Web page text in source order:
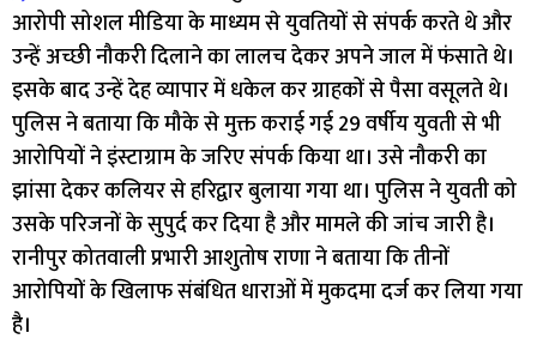
आरोपी सोशल मीडिया के माध्यम से युवतियों से संपर्क करते थे और
उन्हें अच्छी नौकरी दिलाने का लालच देकर अपने जाल में फंसाते थे।
इसके बाद उन्हें देह व्यापार में धकेल कर ग्राहकों से पैसा वसूलते थे।
पुलिस ने बताया कि मौके से मुक्त कराई गई 29 वर्षीय युवती से भी
आरोपियों ने इंस्टाग्राम के जरिए संपर्क किया था। उसे नौकरी का
झांसा देकर कलियर से हरिद्वार बुलाया गया था। पुलिस ने युवती को
उसके परिजनों के सुपुर्द कर दिया है और मामले की जांच जारी है।
रानीपुर कोतवाली प्रभारी आशुतोष राणा ने बताया कि तीनों
आरोपियों के खिलाफ संबंधित धाराओं में मुकदमा दर्ज कर लिया गया
है।